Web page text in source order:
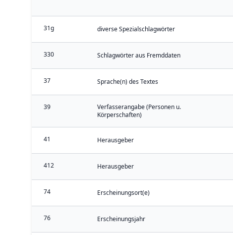
31g diverse Spezialschlagwörter
330 Schlagwörter aus Fremddaten
37 Sprache(n) des Textes
39
Verfasserangabe (Personen u.
Körperschaften)
41 Herausgeber
412 Herausgeber
74 Erscheinungsort(e)
76 Erscheinungsjahr